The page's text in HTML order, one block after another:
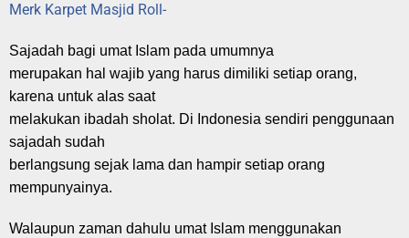
Merk Karpet Masjid Roll-
Sajadah bagi umat Islam pada umumnya
merupakan hal wajib yang harus dimiliki setiap orang,
karena untuk alas saat
melakukan ibadah sholat. Di Indonesia sendiri penggunaan
sajadah sudah
berlangsung sejak lama dan hampir setiap orang
mempunyainya.
Walaupun zaman dahulu umat Islam menggunakan